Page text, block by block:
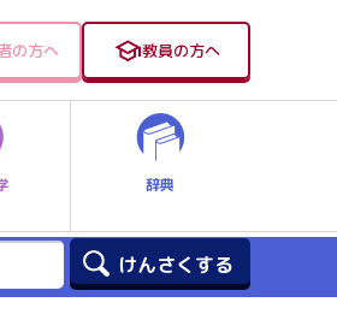
の方へ 教員の方へ
辞典